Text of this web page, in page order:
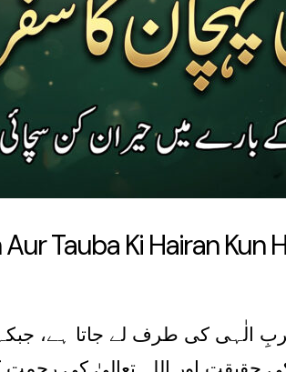
Tauba Ki Hairan Kun
الٰہی کی طرف لے جاتا ہے،